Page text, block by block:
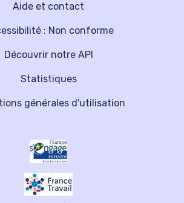
Découvrir notre API
Aide et contact
Statistiques
: Non conforme
générales d'utilisation